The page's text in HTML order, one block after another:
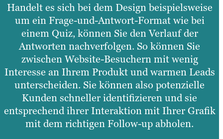
Handelt es sich bei dem Design beispielsweise
um ein Frage-und-Antwort-Format wie bei
einem Quiz, können Sie den Verlauf der
Antworten nachverfolgen. So können Sie
zwischen Website-Besuchern mit wenig
Interesse an Ihrem Produkt und warmen Leads
unterscheiden. Sie können also potenzielle
Kunden schneller identifizieren und sie
entsprechend ihrer Interaktion mit Ihrer Grafik
mit dem richtigen Follow-up abholen.